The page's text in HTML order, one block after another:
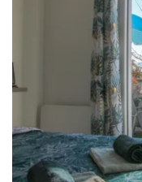
Préservation des
Haies diversifiées
Valorisation des
associations locales
Valorisation du
Les notes (niveaux des
déclarations des